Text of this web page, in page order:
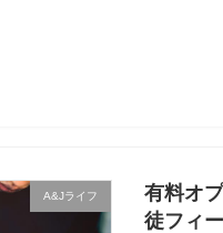
A&Jライフ
有料オ
徒フィ